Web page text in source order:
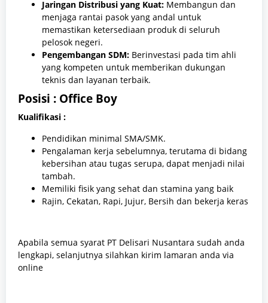
Jaringan Distribusi yang Kuat: Membangun dan
menjaga rantai pasok yang andal untuk
memastikan ketersediaan produk di seluruh
pelosok negeri.
Pengembangan SDM: Berinvestasi pada tim ahli
yang kompeten untuk memberikan dukungan
teknis dan layanan terbaik.
Posisi : Office Boy
Kualifikasi :
Pendidikan minimal SMA/SMK.
Pengalaman kerja sebelumnya, terutama di bidang
kebersihan atau tugas serupa, dapat menjadi nilai
tambah.
Memiliki fisik yang sehat dan stamina yang baik
Rajin, Cekatan, Rapi, Jujur, Bersih dan bekerja keras
Apabila semua syarat PT Delisari Nusantara sudah anda
lengkapi, selanjutnya silahkan kirim lamaran anda via
online